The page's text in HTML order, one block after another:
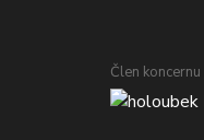
Člen koncernu